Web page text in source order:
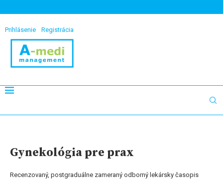
Prihlásenie Registrácia
Gynekológia pre prax
Recenzovaný, postgraduálne zameraný odborný lekársky časopis